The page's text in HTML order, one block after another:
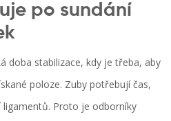
po sundání
doba stabilizace, kdy je třeba, aby
poloze. Zuby potřebují čas,
ligamentů. Proto je odborníky